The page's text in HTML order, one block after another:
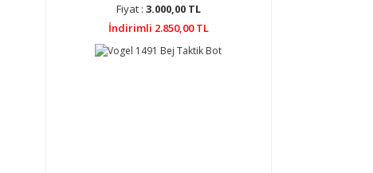
Fiyat : 3.000,00 TL
İndirimli 2.850,00 TL